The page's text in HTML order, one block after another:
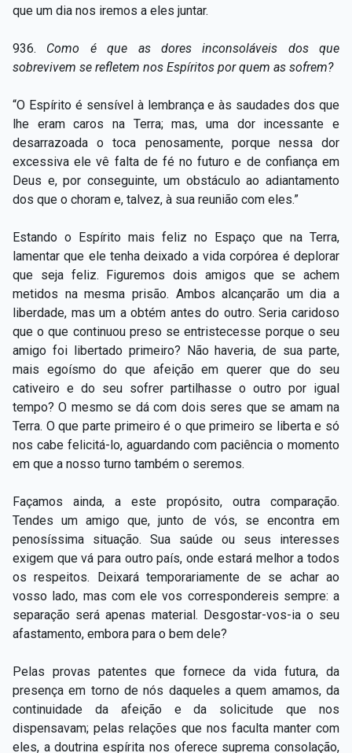
que um dia nos iremos a eles juntar.
936. Como é que as dores inconsoláveis dos que
sobrevivem se refletem nos Espíritos por quem as sofrem?
“O Espírito é sensível à lembrança e às saudades dos que
lhe eram caros na Terra; mas, uma dor incessante e
desarrazoada o toca penosamente, porque nessa dor
excessiva ele vê falta de fé no futuro e de confiança em
Deus e, por conseguinte, um obstáculo ao adiantamento
dos que o choram e, talvez, à sua reunião com eles.”
Estando o Espírito mais feliz no Espaço que na Terra,
lamentar que ele tenha deixado a vida corpórea é deplorar
que seja feliz. Figuremos dois amigos que se achem
metidos na mesma prisão. Ambos alcançarão um dia a
liberdade, mas um a obtém antes do outro. Seria caridoso
que o que continuou preso se entristecesse porque o seu
amigo foi libertado primeiro? Não haveria, de sua parte,
mais egoísmo do que afeição em querer que do seu
cativeiro e do seu sofrer partilhasse o outro por igual
tempo? O mesmo se dá com dois seres que se amam na
Terra. O que parte primeiro é o que primeiro se liberta e só
nos cabe felicitá-lo, aguardando com paciência o momento
em que a nosso turno também o seremos.
Façamos ainda, a este propósito, outra comparação.
Tendes um amigo que, junto de vós, se encontra em
penosíssima situação. Sua saúde ou seus interesses
exigem que vá para outro país, onde estará melhor a todos
os respeitos. Deixará temporariamente de se achar ao
vosso lado, mas com ele vos correspondereis sempre: a
separação será apenas material. Desgostar-vos-ia o seu
afastamento, embora para o bem dele?
Pelas provas patentes que fornece da vida futura, da
presença em torno de nós daqueles a quem amamos, da
continuidade da afeição e da solicitude que nos
dispensavam; pelas relações que nos faculta manter com
eles, a doutrina espírita nos oferece suprema consolação,